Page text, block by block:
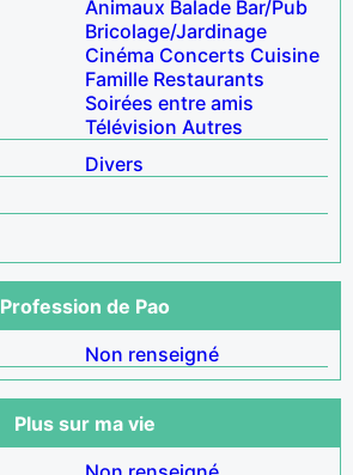
Animaux Balade Bar/Pub
Bricolage/Jardinage
Cinéma Concerts Cuisine
Famille Restaurants
Soirées entre amis
Télévision Autres
Divers
Profession de Pao
Non renseigné
Plus sur ma vie